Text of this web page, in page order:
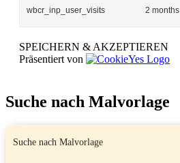
wbcr_inp_user_visits 2 months
SPEICHERN & AKZEPTIEREN
Präsentiert von
Suche nach Malvorlage